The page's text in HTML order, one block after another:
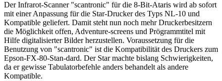
Der Infrarot-Scanner "scantronic" für die 8-Bit-Ataris wird ab sofort
mit einer Anpassung für die Star-Drucker des Typs NL-10 und
Kompatible geliefert. Damit steht nun noch mehr Druckerbesitzern
die Möglichkeit offen, Adventure-screens und Prögrammtitel mit
Hilfe digitalisierter Bilder herzustellen. Voraussetzung für die
Benutzung von "scantronic" ist die Kompatibilität des Druckers zum
Epson-FX-80-Stan-dard. Der Star machte bislang Schwierigkeiten,
da er gewisse Tabulatorbefehle anders behandelt als andere
Kompatible.